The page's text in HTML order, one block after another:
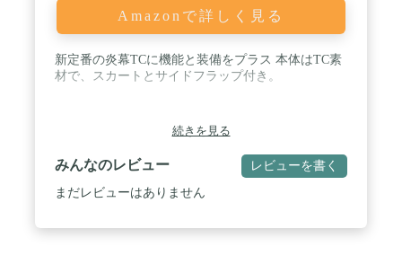
Amazonで詳しく見る
新定番の炎幕TCに機能と装備をプラス 本体はTC素
材で、スカートとサイドフラップ付き。
続きを見る
みんなのレビュー レビューを書く
まだレビューはありません